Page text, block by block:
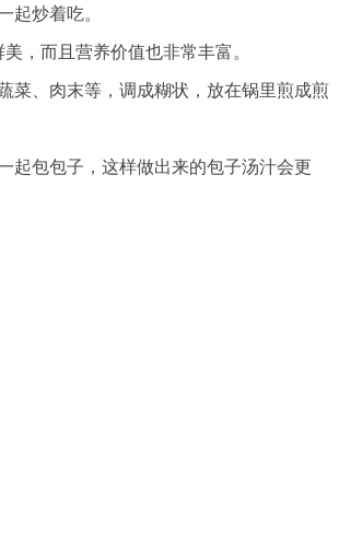
起炒着吃。
，而且营养价值也非常丰富。
菜、肉末等，调成糊状，放在锅里煎成煎
起包包子，这样做出来的包子汤汁会更